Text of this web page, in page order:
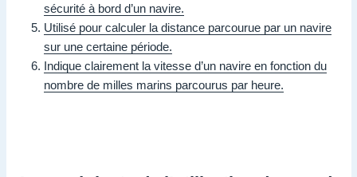
sécurité à bord d’un navire.
Utilisé pour calculer la distance parcourue par un navire
sur une certaine période.
Indique clairement la vitesse d’un navire en fonction du
nombre de milles marins parcourus par heure.